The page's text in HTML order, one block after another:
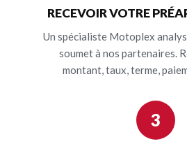
RECEVOIR VOTRE
Un spécialiste Motoplex
soumet à nos partenaires.
montant, taux, terme,
3